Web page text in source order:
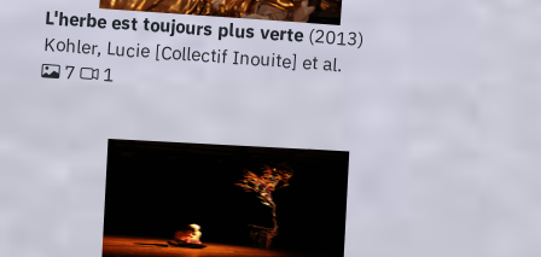
L'herbe est toujours plus verte(2013)
Kohler, Lucie [Collectif Inouite] et al.
7 1